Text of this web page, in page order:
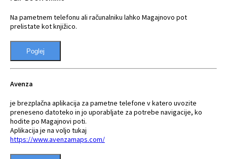
Na pametnem telefonu ali računalniku lahko Magajnovo pot
prelistate kot knjižico.
Poglej
Avenza
je brezplačna aplikacija za pametne telefone v katero uvozite
preneseno datoteko in jo uporabljate za potrebe navigacije, ko
hodite po Magajnovi poti.
Aplikacija je na voljo tukaj
https://www.avenzamaps.com/